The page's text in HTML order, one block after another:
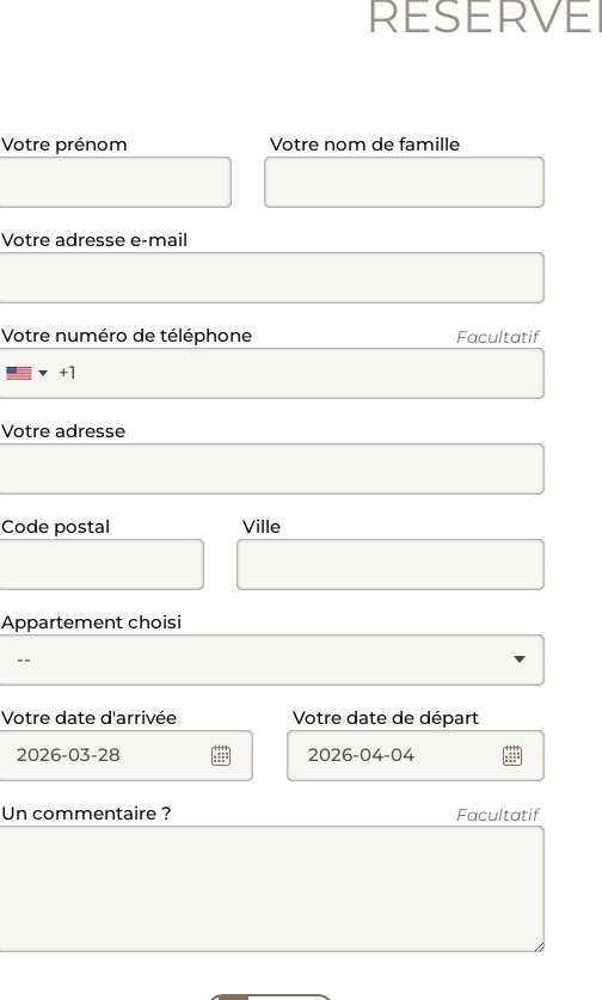
Champ
Votre prénom Champ
Votre nom de famille
Champ
Votre adresse e-mail
Champ
Votre numéro de téléphone Facultatif
+1
Champ
Votre adresse
Champ
Code postal Champ
Ville
Champ
Appartement choisi
--
Champ
Votre date d'arrivée Champ
Votre date de départ
Champ
Un commentaire ? Facultatif